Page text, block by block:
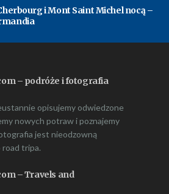
i Mont Saint Michel nocą –
– podróże i fotografia
opisujemy odwiedzone
nowych potraw i poznajemy
jest nieodzowną
road tripa.
– Travels and